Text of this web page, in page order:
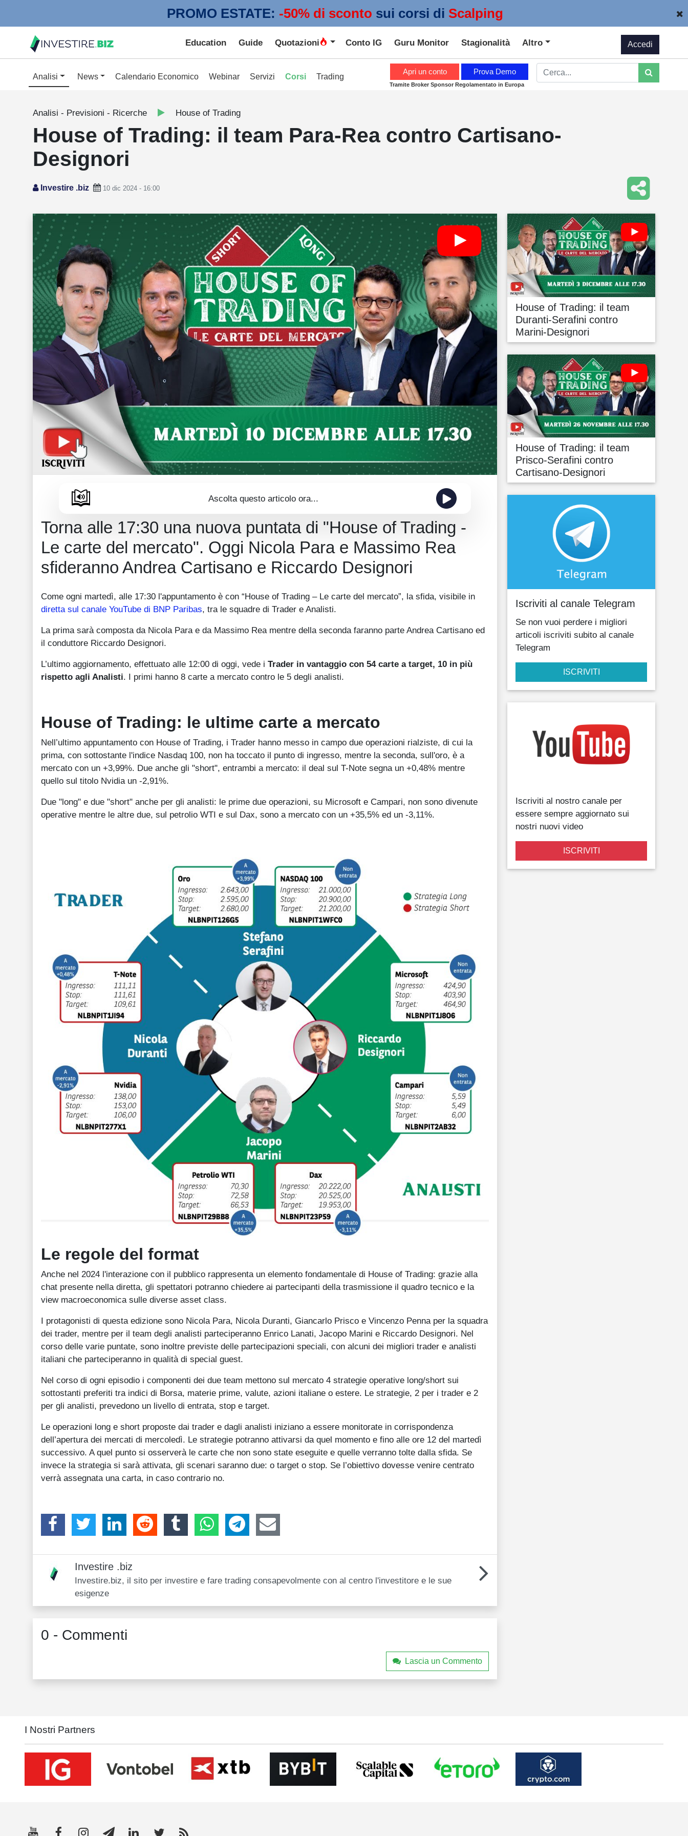
PROMO ESTATE: -50% di sconto sui corsi di Scalping
Education Guide Quotazioni Conto IG Guru Monitor Stagionalità Altro Accedi
Analisi News Calendario Economico Webinar Servizi Corsi Trading
Apri un conto Prova Demo
Tramite Broker Sponsor Regolamentato in Europa
Analisi - Previsioni - Ricerche House of Trading
House of Trading: il team Para-Rea contro Cartisano-
Designori
Investire .biz 10 dic 2024 - 16:00
Ascolta questo articolo ora...
Torna alle 17:30 una nuova puntata di "House of Trading -
Le carte del mercato". Oggi Nicola Para e Massimo Rea
sfideranno Andrea Cartisano e Riccardo Designori
Come ogni martedì, alle 17:30 l'appuntamento è con “House of Trading – Le carte del mercato”, la sfida, visibile in
diretta sul canale YouTube di BNP Paribas, tra le squadre di Trader e Analisti.
La prima sarà composta da Nicola Para e da Massimo Rea mentre della seconda faranno parte Andrea Cartisano ed
il conduttore Riccardo Designori.
L’ultimo aggiornamento, effettuato alle 12:00 di oggi, vede i Trader in vantaggio con 54 carte a target, 10 in più
rispetto agli Analisti. I primi hanno 8 carte a mercato contro le 5 degli analisti.
House of Trading: le ultime carte a mercato
Nell’ultimo appuntamento con House of Trading, i Trader hanno messo in campo due operazioni rialziste, di cui la
prima, con sottostante l'indice Nasdaq 100, non ha toccato il punto di ingresso, mentre la seconda, sull'oro, è a
mercato con un +3,99%. Due anche gli "short", entrambi a mercato: il deal sul T-Note segna un +0,48% mentre
quello sul titolo Nvidia un -2,91%.
Due "long" e due "short" anche per gli analisti: le prime due operazioni, su Microsoft e Campari, non sono divenute
operative mentre le altre due, sul petrolio WTI e sul Dax, sono a mercato con un +35,5% ed un -3,11%.
Le regole del format
Anche nel 2024 l'interazione con il pubblico rappresenta un elemento fondamentale di House of Trading: grazie alla
chat presente nella diretta, gli spettatori potranno chiedere ai partecipanti della trasmissione il quadro tecnico e la
view macroeconomica sulle diverse asset class.
I protagonisti di questa edizione sono Nicola Para, Nicola Duranti, Giancarlo Prisco e Vincenzo Penna per la squadra
dei trader, mentre per il team degli analisti parteciperanno Enrico Lanati, Jacopo Marini e Riccardo Designori. Nel
corso delle varie puntate, sono inoltre previste delle partecipazioni speciali, con alcuni dei migliori trader e analisti
italiani che parteciperanno in qualità di special guest.
Nel corso di ogni episodio i componenti dei due team mettono sul mercato 4 strategie operative long/short sui
sottostanti preferiti tra indici di Borsa, materie prime, valute, azioni italiane o estere. Le strategie, 2 per i trader e 2
per gli analisti, prevedono un livello di entrata, stop e target.
Le operazioni long e short proposte dai trader e dagli analisti iniziano a essere monitorate in corrispondenza
dell’apertura dei mercati di mercoledì. Le strategie potranno attivarsi da quel momento e fino alle ore 12 del martedì
successivo. A quel punto si osserverà le carte che non sono state eseguite e quelle verranno tolte dalla sfida. Se
invece la strategia si sarà attivata, gli scenari saranno due: o target o stop. Se l’obiettivo dovesse venire centrato
verrà assegnata una carta, in caso contrario no.
Investire .biz
Investire.biz, il sito per investire e fare trading consapevolmente con al centro l'investitore e le sue
esigenze
0 - Commenti
Lascia un Commento
House of Trading: il team
Duranti-Serafini contro
Marini-Designori
House of Trading: il team
Prisco-Serafini contro
Cartisano-Designori
Iscriviti al canale Telegram
Se non vuoi perdere i migliori
articoli iscriviti subito al canale
Telegram
ISCRIVITI
Iscriviti al nostro canale per
essere sempre aggiornato sui
nostri nuovi video
ISCRIVITI
I Nostri Partners